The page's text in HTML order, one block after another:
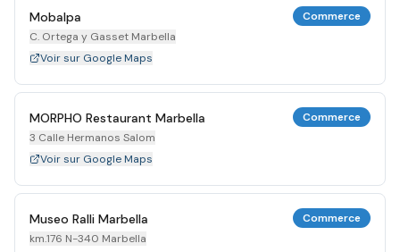
Mobalpa
C. Ortega y Gasset Marbella
Commerce
Voir sur Google Maps
MORPHO Restaurant Marbella
3 Calle Hermanos Salom
Commerce
Voir sur Google Maps
Museo Ralli Marbella
km.176 N-340 Marbella
Commerce